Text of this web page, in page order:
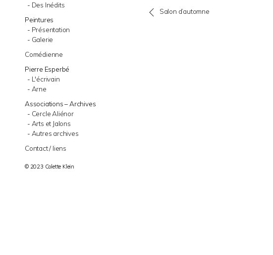
Des Inédits
Peintures
Présentation
Galerie
Comédienne
Pierre Esperbé
L'écrivain
Arne
Associations – Archives
Cercle Aliénor
Arts et Jalons
Autres archives
Contact / liens
© 2023 Colette Klein
Salon d’automne